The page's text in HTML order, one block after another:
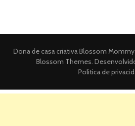
Dona de casa criativaBlossom Mommy
Blossom Themes.
Politica de